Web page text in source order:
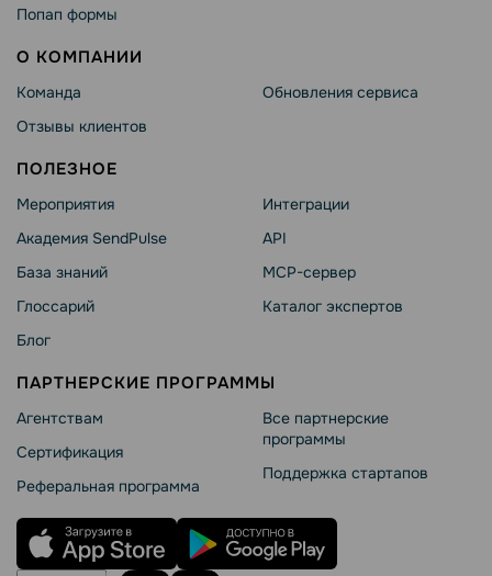
Попап формы
О КОМПАНИИ
Команда
Отзывы клиентов
Обновления сервиса
ПОЛЕЗНОЕ
Мероприятия
Академия SendPulse
База знаний
Глоссарий
Блог
Интеграции
API
MCP-сервер
Каталог экспертов
ПАРТНЕРСКИЕ ПРОГРАММЫ
Агентствам
Сертификация
Реферальная программа
Все партнерские
программы
Поддержка стартапов